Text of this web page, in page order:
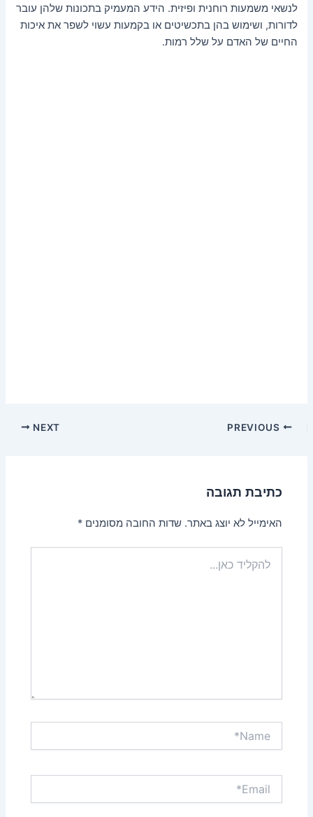
לנשאי משמעות רוחנית ופיזית. הידע המעמיק בתכונות שלהן עובר
לדורות, ושימוש בהן בתכשיטים או בקמעות עשוי לשפר את איכות
החיים של האדם על שלל רמות.
NEXT
כתיבת תגובה
האימייל לא יוצג באתר. שדות החובה מסומנים*
כאן...